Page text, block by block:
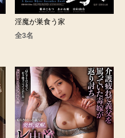
淫魔が巣食う家
全3名